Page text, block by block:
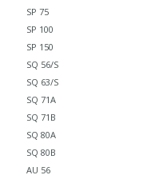
SP 75
SP 100
SP 150
SQ 56/S
SQ 63/S
SQ 71A
SQ 71B
SQ 80A
SQ 80B
AU 56